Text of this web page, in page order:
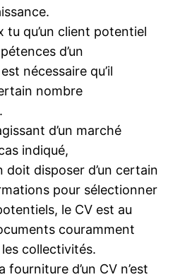
tu qu’un client potentiel
d’un
nécessaire qu’il
nombre
d’un marché
indiqué,
doit disposer d’un certain
pour sélectionner
le CV est au
couramment
collectivités.
fourniture d’un CV n’est